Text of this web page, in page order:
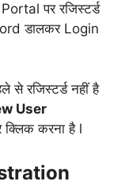
पर रजिस्टर्ड
डालकर Login
से रजिस्टर्ड नहीं है
User
क्लिक करना है l